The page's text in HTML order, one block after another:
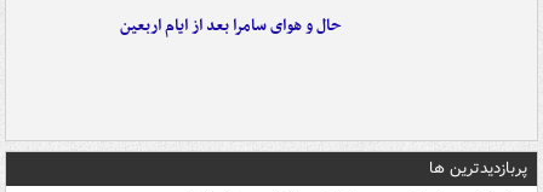
حال و هوای سامرا بعد از ایام اربعین
پربازدیدترین ها